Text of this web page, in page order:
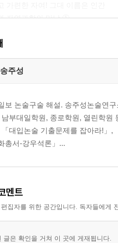
자연과학의 만남 ①
구의 올바른 관점과 태도
의 한계
학문융합의 시대
시대가 열리다
황, 현대 경제구조의 필연인가?
쟁의 한계
정을 위한 국가의 개입
혹, 대량생산체제의 문제를 어떻게
-대량소비시대의 인간문제
란 무엇인가?
주성
보 논술구술 해설. 송주성논술연
남부대일학원, 종로학원, 열린학원
「대입논술 기출문제를 잡아라!」,
총서-강우석론」...
멘트
집자를 위한 공간입니다. 독자들에게
글은 확인을 거쳐 이 곳에 게재됩니다.